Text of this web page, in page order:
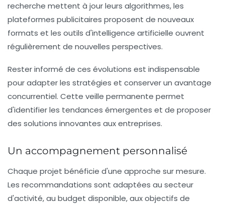
recherche mettent à jour leurs algorithmes, les
plateformes publicitaires proposent de nouveaux
formats et les outils d'intelligence artificielle ouvrent
régulièrement de nouvelles perspectives.
Rester informé de ces évolutions est indispensable
pour adapter les stratégies et conserver un avantage
concurrentiel. Cette veille permanente permet
d'identifier les tendances émergentes et de proposer
des solutions innovantes aux entreprises.
Un accompagnement personnalisé
Chaque projet bénéficie d'une approche sur mesure.
Les recommandations sont adaptées au secteur
d'activité, au budget disponible, aux objectifs de